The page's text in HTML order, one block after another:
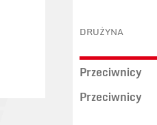
DRUŻYNA
Przeciwnicy
Przeciwnicy